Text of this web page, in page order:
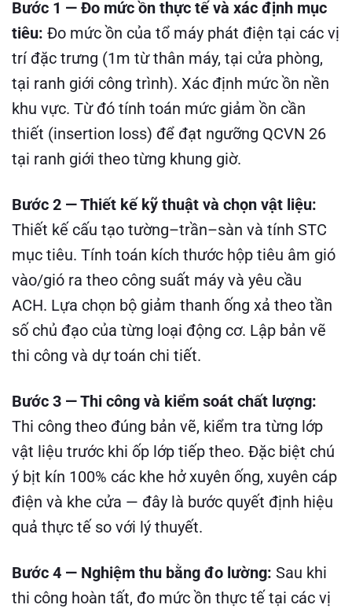
Bước 1 — Đo mức ồn thực tế và xác định mục
tiêu: Đo mức ồn của tổ máy phát điện tại các vị
trí đặc trưng (1m từ thân máy, tại cửa phòng,
tại ranh giới công trình). Xác định mức ồn nền
khu vực. Từ đó tính toán mức giảm ồn cần
thiết (insertion loss) để đạt ngưỡng QCVN 26
tại ranh giới theo từng khung giờ.
Bước 2 — Thiết kế kỹ thuật và chọn vật liệu:
Thiết kế cấu tạo tường–trần–sàn và tính STC
mục tiêu. Tính toán kích thước hộp tiêu âm gió
vào/gió ra theo công suất máy và yêu cầu
ACH. Lựa chọn bộ giảm thanh ống xả theo tần
số chủ đạo của từng loại động cơ. Lập bản vẽ
thi công và dự toán chi tiết.
Bước 3 — Thi công và kiểm soát chất lượng:
Thi công theo đúng bản vẽ, kiểm tra từng lớp
vật liệu trước khi ốp lớp tiếp theo. Đặc biệt chú
ý bịt kín 100% các khe hở xuyên ống, xuyên cáp
điện và khe cửa — đây là bước quyết định hiệu
quả thực tế so với lý thuyết.
Bước 4 — Nghiệm thu bằng đo lường: Sau khi
thi công hoàn tất, đo mức ồn thực tế tại các vị